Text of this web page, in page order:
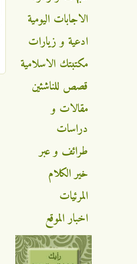
الاجابات اليومية
ادعية و زيارات
مكتبتك الاسلامية
قصص للناشئين
مقالات و
دراسات
طرائف و عبر
خير الكلام
المرئيات
اخبار الموقع